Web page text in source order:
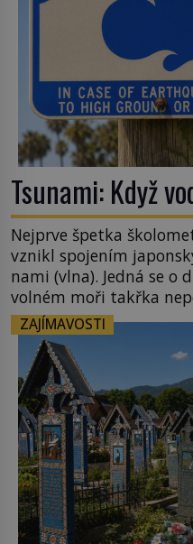
Tsunami: Když
Nejprve špetka
vznikl spojením
nami (vlna). Jedná se o
volném moři takřka
vlnová délka tsunami i
na volném moři je
podobné obří vlny
tsunami si […]
ZAJÍMAVOSTI